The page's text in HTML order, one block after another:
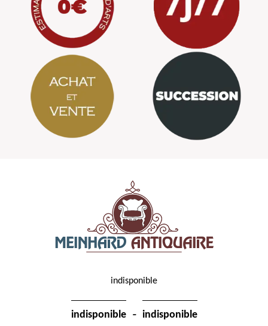
indisponible
indisponible - indisponible